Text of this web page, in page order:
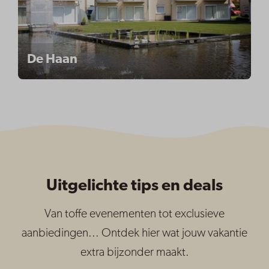
De Haan
Uitgelichte tips en deals
Van toffe evenementen tot exclusieve
aanbiedingen... Ontdek hier wat jouw vakantie
extra bijzonder maakt.